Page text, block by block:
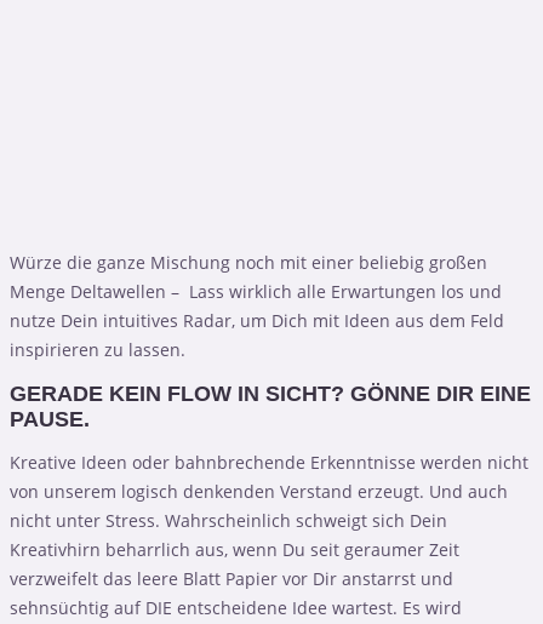
Würze die ganze Mischung noch mit einer beliebig großen
Menge Deltawellen – Lass wirklich alle Erwartungen los und
nutze Dein intuitives Radar, um Dich mit Ideen aus dem Feld
inspirieren zu lassen.
GERADE KEIN FLOW IN SICHT? GÖNNE DIR EINE
PAUSE.
Kreative Ideen oder bahnbrechende Erkenntnisse werden nicht
von unserem logisch denkenden Verstand erzeugt. Und auch
nicht unter Stress. Wahrscheinlich schweigt sich Dein
Kreativhirn beharrlich aus, wenn Du seit geraumer Zeit
verzweifelt das leere Blatt Papier vor Dir anstarrst und
sehnsüchtig auf DIE entscheidene Idee wartest. Es wird